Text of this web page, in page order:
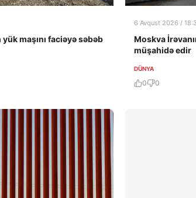
maşını faciəyə səbəb
6 Avqust 2026 /
Moskva
müşahidə edir
DÜNYA
0 0